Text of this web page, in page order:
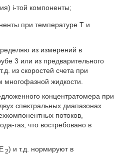
i-той компоненты;
при температуре Т и
из измерений в
3 или из предварительного
из скоростей счета при
многофазной жидкости.
концентратомера при
спектральных диапазонах
потоков,
газ, что востребовано в
2) и т.д. нормируют в